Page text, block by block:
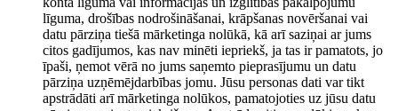
līguma, drošības nodrošināšanai, krāpšanas novēršanai vai
datu pārziņa tiešā mārketinga nolūkā, kā arī saziņai ar jums
citos gadījumos, kas nav minēti iepriekš, ja tas ir pamatots, jo
īpaši, ņemot vērā no jums saņemto pieprasījumu un datu
pārziņa uzņēmējdarbības jomu. Jūsu personas dati var tikt
apstrādāti arī mārketinga nolūkos, pamatojoties uz jūsu datu